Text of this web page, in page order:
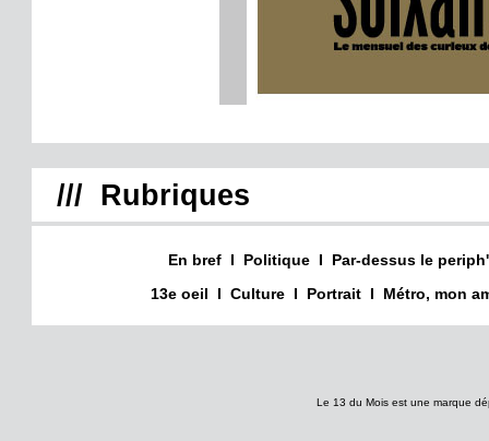
/// Rubriques
En bref I Politique I
Par-dessus le periph'
13e oeil
I Culture I Portrait I Métro, mon
Le 13 du Mois est une marque